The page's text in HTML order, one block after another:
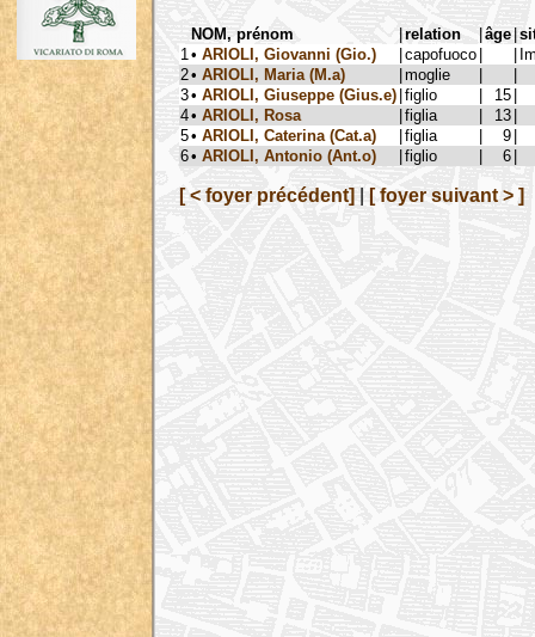
NOM, prénom |relation |âge |
1 • ARIOLI, Giovanni (Gio.) |capofuoco | |
2• ARIOLI, Maria (M.a) |moglie |
|
3• ARIOLI, Giuseppe (Gius.e) |figlio | 15 |
4• ARIOLI, Rosa |figlia | 13 |
5• ARIOLI, Caterina (Cat.a) |figlia | 9 |
6• ARIOLI, Antonio (Ant.o) |figlio | 6 |
[ < foyer précédent] [ foyer suivant > ]